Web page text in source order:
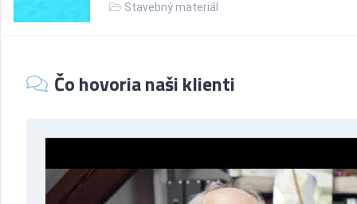
Stavebný materiál
Čo hovoria naši klienti